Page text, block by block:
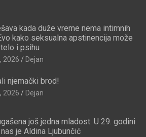
kada duže vreme nema intimnih
kako seksualna apstinencija može
i psihu
2026 Dejan
njemački brod!
2026 Dejan
još jedna mladost: U 29. godini
je Aldina Ljubunčić